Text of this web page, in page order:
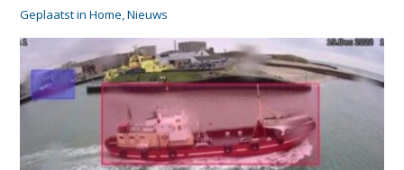
de
met
trackpiloten"
Geplaatst inHome,Nieuws